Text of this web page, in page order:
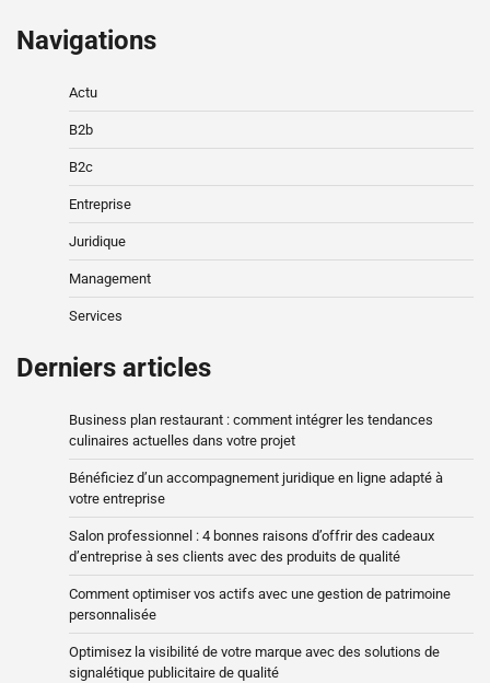
Navigations
Actu
B2b
B2c
Entreprise
Juridique
Management
Services
Derniers articles
Business plan restaurant : comment intégrer les tendances
culinaires actuelles dans votre projet
Bénéficiez d’un accompagnement juridique en ligne adapté à
votre entreprise
Salon professionnel : 4 bonnes raisons d’offrir des cadeaux
d’entreprise à ses clients avec des produits de qualité
Comment optimiser vos actifs avec une gestion de patrimoine
personnalisée
Optimisez la visibilité de votre marque avec des solutions de
signalétique publicitaire de qualité